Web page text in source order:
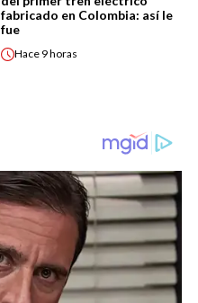
fabricado en Colombia: así le
fue
Hace 9 horas